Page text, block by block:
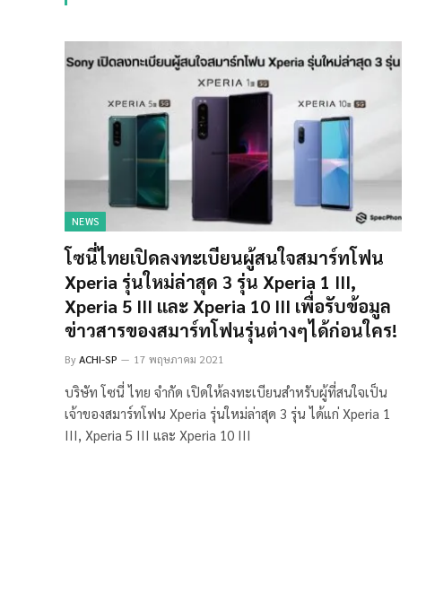
NEWS
โซนี่ไทยเปิดลงทะเบียนผู้สนใจสมาร์ทโฟน
Xperia รุ่นใหม่ล่าสุด 3 รุ่น Xperia 1 III,
Xperia 5 III และ Xperia 10 III เพื่อรับข้อมูล
ข่าวสารของสมาร์ทโฟนรุ่นต่างๆได้ก่อนใคร!
ByACHI-SP 17 พฤษภาคม 2021
บริษัท โซนี่ ไทย จำกัด เปิดให้ลงทะเบียนสำหรับผู้ที่สนใจเป็น
เจ้าของสมาร์ทโฟน Xperia รุ่นใหม่ล่าสุด 3 รุ่น ได้แก่ Xperia 1
III, Xperia 5 III และ Xperia 10 III